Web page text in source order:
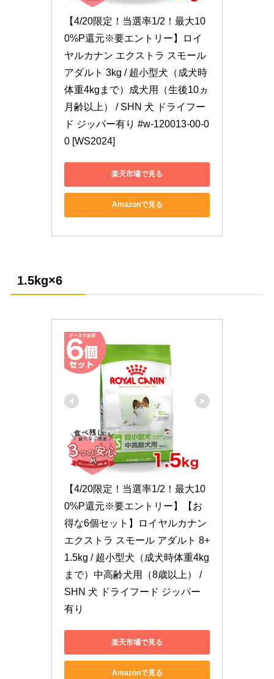
【4/20限定！当選率1/2！最大10
0%P還元※要エントリー】ロイ
ヤルカナン エクストラ スモール
アダルト 3kg / 超小型犬（成犬時
体重4kgまで）成犬用（生後10ヵ
月齢以上） / SHN 犬 ドライフー
ド ジッパー有り #w-120013-00-0
0 [WS2024]
楽天市場で見る
Amazonで見る
1.5kg×6
【4/20限定！当選率1/2！最大10
0%P還元※要エントリー】【お
得な6個セット】ロイヤルカナン
エクストラ スモール アダルト 8+
1.5kg / 超小型犬（成犬時体重4kg
まで）中高齢犬用（8歳以上） /
SHN 犬 ドライフード ジッパー
有り
楽天市場で見る
Amazonで見る